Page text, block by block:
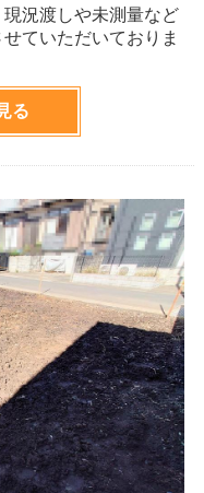
況渡しや未測量など
ていただいておりま
る